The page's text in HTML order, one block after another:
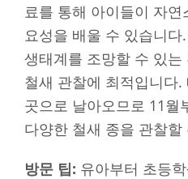
료를 통해 아이들이 자
요성을 배울 수 있습니
생태계를 조망할 수 있
철새 관찰에 최적입니다
곳으로 날아오므로 11월
다양한 철새 종을 관찰할
방문 팁: 유아부터 초등